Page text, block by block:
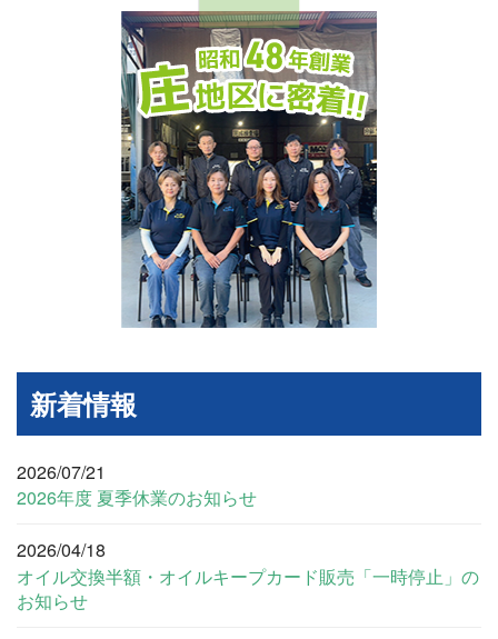
新着情報
2026/07/21
2026年度 夏季休業のお知らせ
2026/04/18
オイル交換半額・オイルキープカード販売「一時停止」の
お知らせ